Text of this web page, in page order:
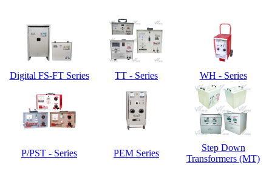
Digital FS-FT Series TT - Series WH - Series
P/PST - Series PEM Series
Step Down
Transformers (MT)